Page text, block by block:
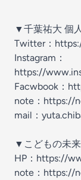
▼千葉祐大 個
Twitter：
Instagram：
https://
Facwbook：
note：https://
mail：
▼こどもの未
HP：https://
note：https://